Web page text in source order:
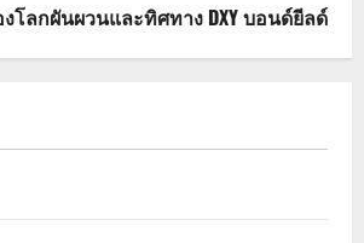
โลกผันผวนและทิศทาง DXY บอนด์ยีลด์